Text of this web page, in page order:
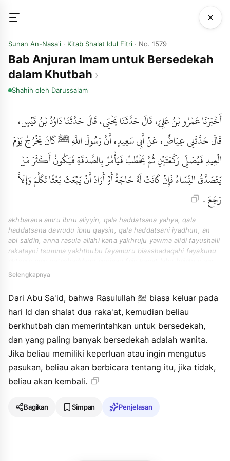
Sunan An-Nasa'i · Kitab Shalat Idul Fitri · No. 1579
Bab Anjuran Imam untuk Bersedekah
dalam Khutbah
Shahih oleh Darussalam
أَخْبَرَنَا عَمْرُو بْنُ عَلِيٍّ، قَالَ حَدَّثَنَا يَحْيَى، قَالَ حَدَّثَنَا دَاوُدُ بْنُ قَيْسٍ،
قَالَ حَدَّثَنِي عِيَاضٌ، عَنْ أَبِي سَعِيدٍ، أَنَّ رَسُولَ اللَّهِ ﷺ كَانَ يَخْرُجُ يَوْمَ
الْعِيدِ فَيُصَلِّي رَكْعَتَيْنِ ثُمَّ يَخْطُبُ فَيَأْمُرُ بِالصَّدَقَةِ فَيَكُونُ أَكْثَرَ مَنْ
يَتَصَدَّقُ النِّسَاءُ فَإِنْ كَانَتْ لَهُ حَاجَةٌ أَوْ أَرَادَ أَنْ يَبْعَثَ بَعْثًا تَكَلَّمَ وَإِلاَّ
رَجَعَ .
akhbarana amru ibnu aliyyin, qala haddatsana yahya, qala
haddatsana dawudu ibnu qaysin, qala haddatsani iyadhun, an
abi saidin, anna rasula allahi kana yakhruju yawma alidi fayushalli
rakatayni tsumma yakhthubu fayamuru biasshadaqahi fayakunu
arada an yabatsa batsan takallama waila rajaa.
Selengkapnya
Dari Abu Sa'id, bahwa Rasulullah ﷺ biasa keluar pada
hari Id dan shalat dua raka'at, kemudian beliau
berkhutbah dan memerintahkan untuk bersedekah,
dan yang paling banyak bersedekah adalah wanita.
Jika beliau memiliki keperluan atau ingin mengutus
pasukan, beliau akan berbicara tentang itu, jika tidak,
beliau akan kembali.
Bagikan Simpan Penjelasan